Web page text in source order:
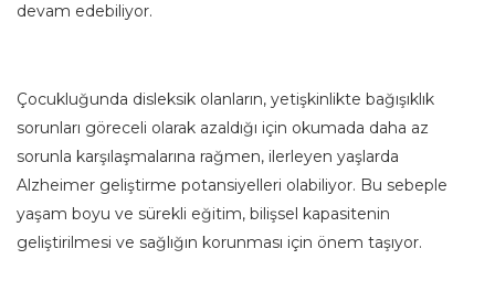
devam edebiliyor.
Çocukluğunda disleksik olanların, yetişkinlikte bağışıklık
sorunları göreceli olarak azaldığı için okumada daha az
sorunla karşılaşmalarına rağmen, ilerleyen yaşlarda
Alzheimer geliştirme potansiyelleri olabiliyor. Bu sebeple
yaşam boyu ve sürekli eğitim, bilişsel kapasitenin
geliştirilmesi ve sağlığın korunması için önem taşıyor.